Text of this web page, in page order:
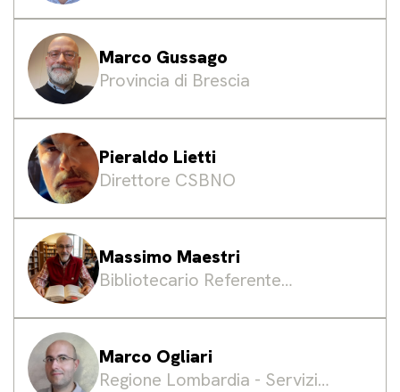
Marco Gussago
Provincia di Brescia
Pieraldo Lietti
Direttore CSBNO
Massimo Maestri
Bibliotecario Referente
Marco Ogliari
Regione Lombardia - Servizi